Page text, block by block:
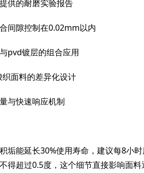
供的耐磨实验报告
间隙控制在0.02mm以内
pvd镀层的组合应用
织面料的差异化设计
与快速响应机制
垢能延长30%使用寿命，建议每8小时
得超过0.5度，这个细节直接影响面